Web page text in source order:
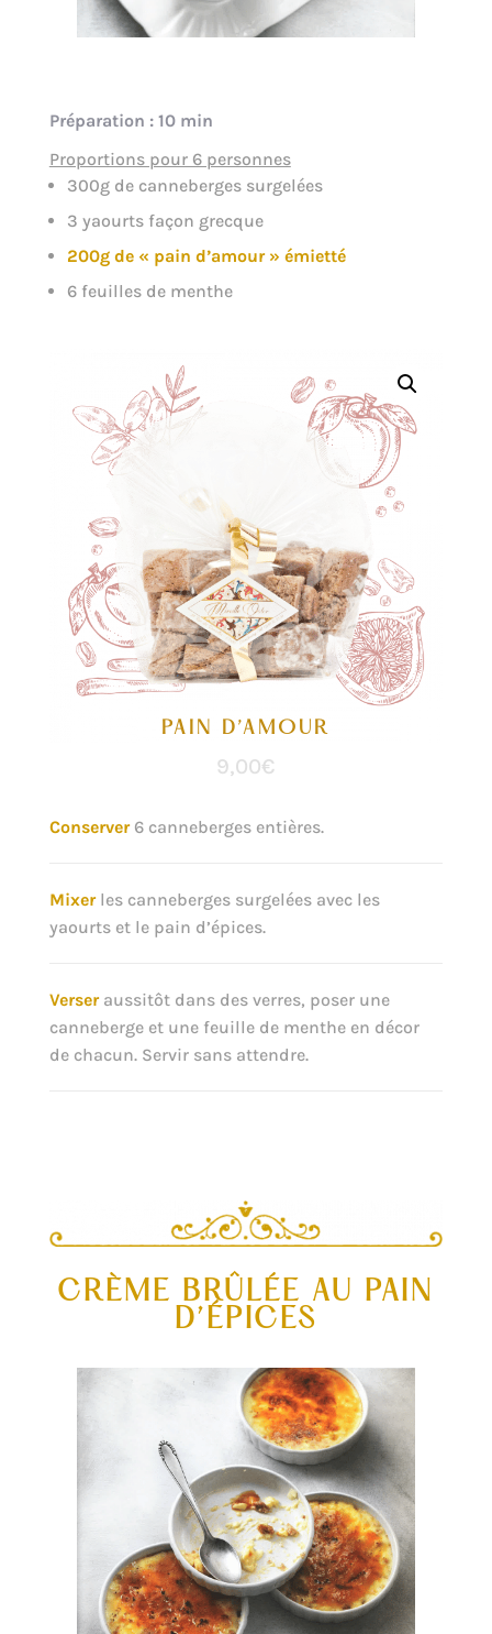
Préparation : 10 min
Proportions pour 6 personnes
300g de canneberges surgelées
3 yaourts façon grecque
200g de « pain d’amour » émietté
6 feuilles de menthe
PAIN D’AMOUR
9,00€
Conserver6 canneberges entières.
Mixerles canneberges surgelées avec les
yaourts et le pain d’épices.
Verseraussitôt dans des verres, poser une
canneberge et une feuille de menthe en décor
de chacun. Servir sans attendre.
CRÈME BRÛLÉE AU PAIN
D’ÉPICES